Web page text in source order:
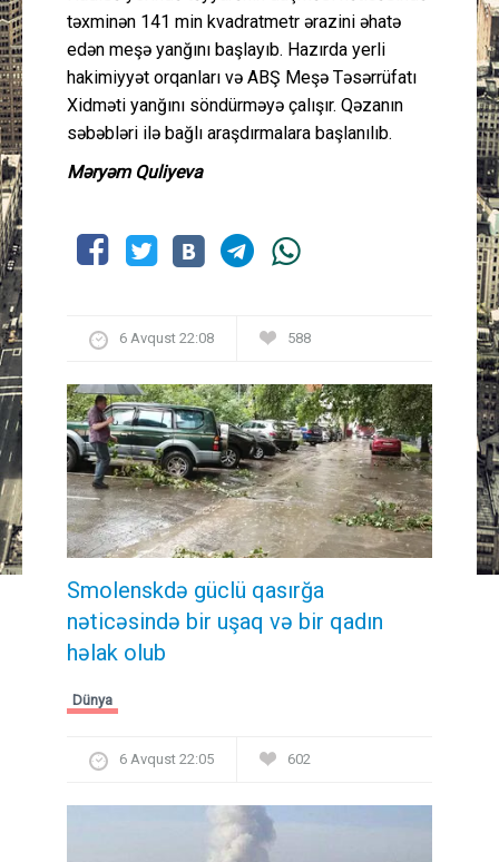
təxminən 141 min kvadratmetr ərazini əhatə
edən meşə yanğını başlayıb. Hazırda yerli
hakimiyyət orqanları və ABŞ Meşə Təsərrüfatı
Xidməti yanğını söndürməyə çalışır. Qəzanın
səbəbləri ilə bağlı araşdırmalara başlanılıb.
Məryəm Quliyeva
6 Avqust 22:08 588
Smolenskdə güclü qasırğa
nəticəsində bir uşaq və bir qadın
həlak olub
Dünya
6 Avqust 22:05 602